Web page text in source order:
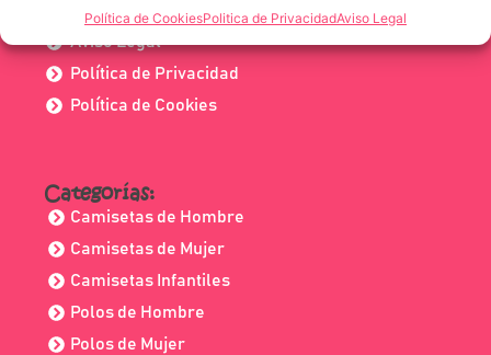
Política de CookiesPolitica de PrivacidadAviso Legal
Condiciones de compra
Aviso Legal
Política de Privacidad
Política de Cookies
Categorías:
Camisetas de Hombre
Camisetas de Mujer
Camisetas Infantiles
Polos de Hombre
Polos de Mujer